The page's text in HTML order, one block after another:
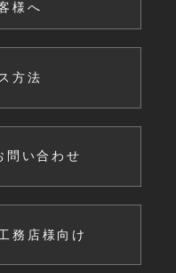
様へ
方法
い合わせ
務店様向け